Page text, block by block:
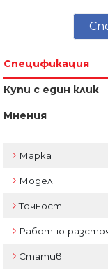
Спецификация
Купи с един клик
Мнения
Марка
Модел
Точност
Работно
Статив